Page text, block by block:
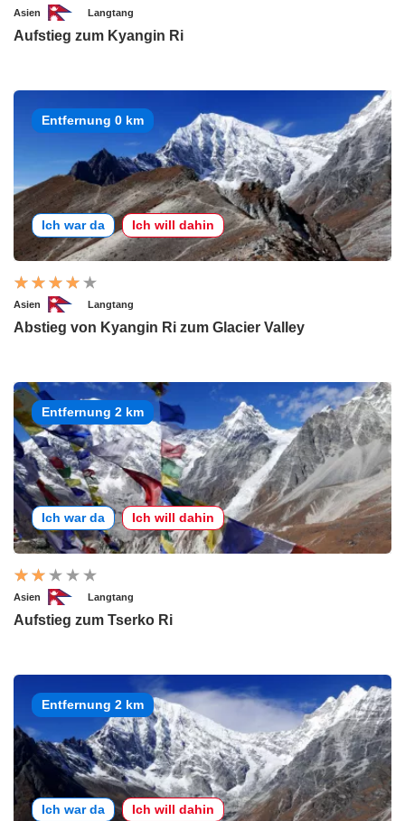
Asien Langtang
Aufstieg zum Kyangin Ri
Entfernung 0 km
Ich war da Ich will dahin
Asien Langtang
Abstieg von Kyangin Ri zum Glacier Valley
Entfernung 2 km
Ich war da Ich will dahin
Asien Langtang
Aufstieg zum Tserko Ri
Entfernung 2 km
Ich war da Ich will dahin